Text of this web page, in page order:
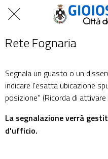
Rete Fognaria
Segnala un guasto o un
indicare l'esatta ubicazione
posizione" (Ricorda di
La segnalazione verrà
d'ufficio.